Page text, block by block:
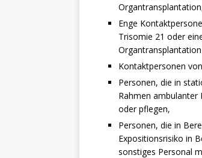
Enge
Trisomie 21 oder
Kontaktpersonen
Personen, die in
Rahmen ambulanter
oder pflegen,
Personen, die in
Expositionsrisiko in
sonstiges Personal